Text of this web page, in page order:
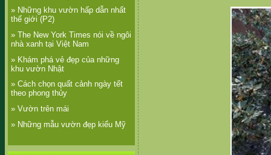
» Những khu vườn hấp dẫn nhất
thế giới (P2)
» The New York Times nói về ngôi
nhà xanh tại Việt Nam
» Khám phá vẻ đẹp của những
khu vườn Nhật
» Cách chọn quất cảnh ngày tết
theo phong thủy
» Vườn trên mái
» Những mẫu vườn đẹp kiểu Mỹ